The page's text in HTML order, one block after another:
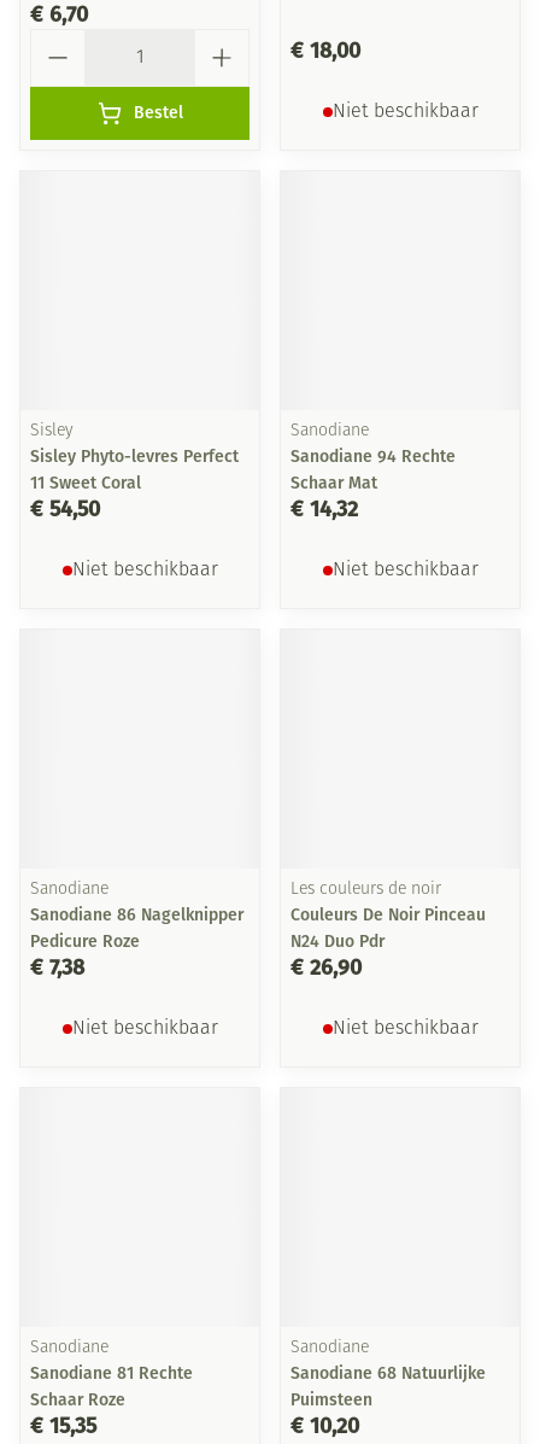
€ 6,70
Bestel
€ 18,00
Niet beschikbaar
Sisley
Sisley Phyto-levres Perfect
11 Sweet Coral
€ 54,50
Niet beschikbaar
Sanodiane
Sanodiane 94 Rechte
Schaar Mat
€ 14,32
Niet beschikbaar
Sanodiane
Sanodiane 86 Nagelknipper
Pedicure Roze
€ 7,38
Niet beschikbaar
Les couleurs de noir
Couleurs De Noir Pinceau
N24 Duo Pdr
€ 26,90
Niet beschikbaar
Sanodiane
Sanodiane 81 Rechte
Schaar Roze
€ 15,35
Sanodiane
Sanodiane 68 Natuurlijke
Puimsteen
€ 10,20